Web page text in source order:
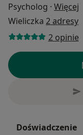
Psycholog · Więcej
Wieliczka 2 adresy
2 opinie
Doświadczenie